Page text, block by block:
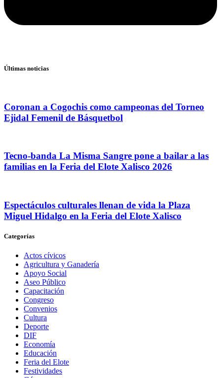
Últimas noticias
Coronan a Cogochis como campeonas del Torneo
Ejidal Femenil de Básquetbol
Tecno-banda La Misma Sangre pone a bailar a las
familias en la Feria del Elote Xalisco 2026
Espectáculos culturales llenan de vida la Plaza
Miguel Hidalgo en la Feria del Elote Xalisco
Categorías
Actos cívicos
Agricultura y Ganadería
Apoyo Social
Aseo Público
Capacitación
Congreso
Convenios
Cultura
Deporte
DIF
Economía
Educación
Feria del Elote
Festividades